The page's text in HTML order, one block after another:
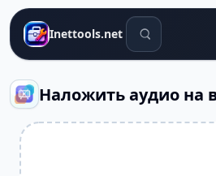
Inettools.net Поиск
Наложить аудио на